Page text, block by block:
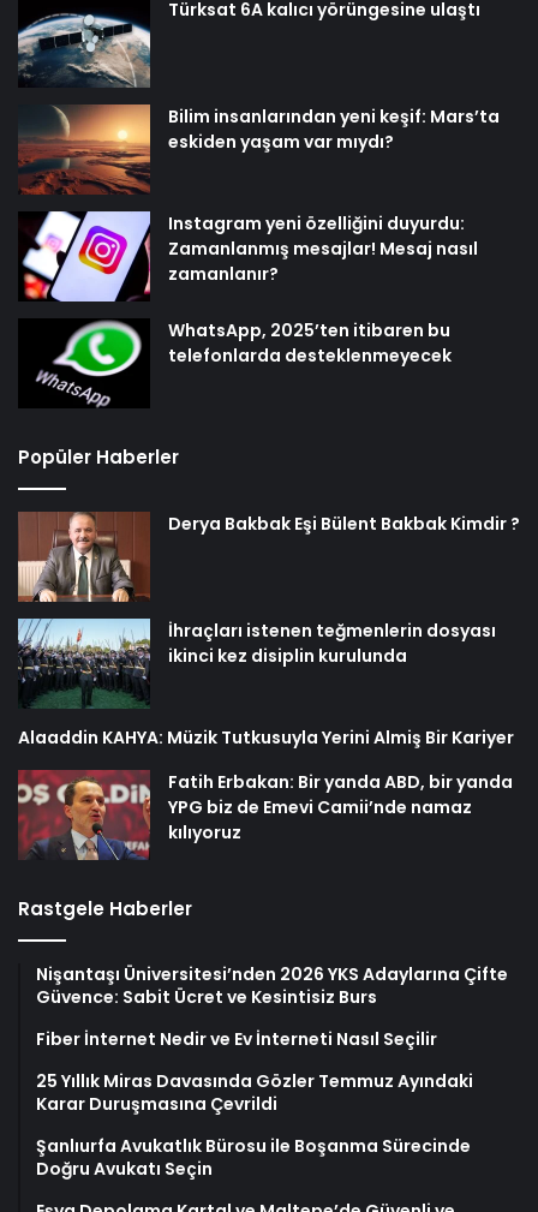
Türksat 6A kalıcı yörüngesine ulaştı
Bilim insanlarından yeni keşif: Mars’ta
eskiden yaşam var mıydı?
Instagram yeni özelliğini duyurdu:
Zamanlanmış mesajlar! Mesaj nasıl
zamanlanır?
WhatsApp, 2025’ten itibaren bu
telefonlarda desteklenmeyecek
Popüler Haberler
Derya Bakbak Eşi Bülent Bakbak Kimdir ?
İhraçları istenen teğmenlerin dosyası
ikinci kez disiplin kurulunda
Alaaddin KAHYA: Müzik Tutkusuyla Yerini Almiş Bir Kariyer
Fatih Erbakan: Bir yanda ABD, bir yanda
YPG biz de Emevi Camii’nde namaz
kılıyoruz
Rastgele Haberler
Nişantaşı Üniversitesi’nden 2026 YKS Adaylarına Çifte
Güvence: Sabit Ücret ve Kesintisiz Burs
Fiber İnternet Nedir ve Ev İnterneti Nasıl Seçilir
25 Yıllık Miras Davasında Gözler Temmuz Ayındaki
Karar Duruşmasına Çevrildi
Şanlıurfa Avukatlık Bürosu ile Boşanma Sürecinde
Doğru Avukatı Seçin